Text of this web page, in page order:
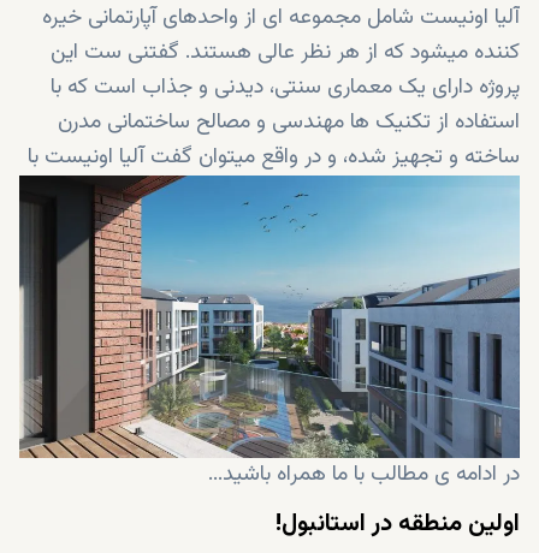
آلیا اونیست شامل مجموعه ای از واحدهای آپارتمانی خیره
کننده میشود که از هر نظر عالی هستند. گفتنی ست این
پروژه دارای یک معماری سنتی، دیدنی و جذاب است که با
استفاده از تکنیک ها مهندسی و مصالح ساختمانی مدرن
ساخته و تجهیز شده، و در واقع میتوان گفت آلیا اونیست با
برتری هایی که دارد بالاترین سطح حفظ حریم خصوصی و
آرامش و در نتیجه سبک زندگی فوق العاده ای را به شما
هدیه میدهد. بله ، اینجا مکان مناسبی ست که به خوبی
میتوانید آن را خانه خود بدانید. علاوه بر اینها ، دراین پروژه
چیزهای بیشتری وجود دارد که آن را به یک ملک شگفت
انگیز تبدیل کرده است ...
در ادامه ی مطالب با ما همراه باشید...
اولین منطقه در استانبول!